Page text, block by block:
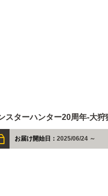
スターハンター20周年-大
お届け開始日： 2025/06/24 ～